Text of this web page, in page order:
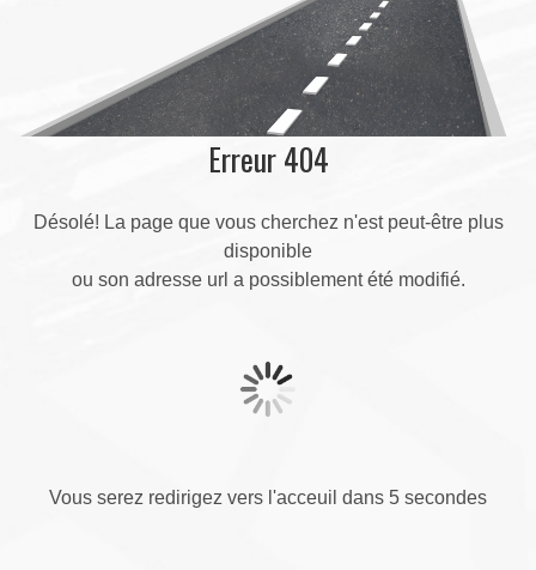
Erreur 404
Désolé! La page que vous cherchez n'est peut-être plus
disponible
ou son adresse url a possiblement été modifié.
Vous serez redirigez vers l'acceuil dans 5 secondes